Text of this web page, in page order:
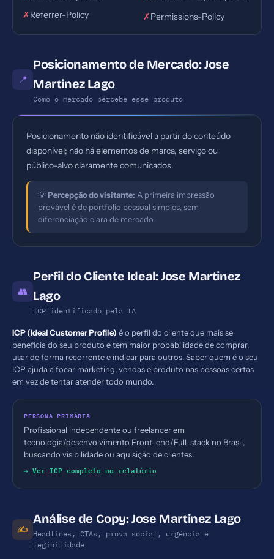
✗Referrer-Policy ✗Permissions-Policy
📍
Posicionamento de Mercado: Jose
Martinez Lago
Como o mercado percebe esse produto
Posicionamento não identificável a partir do conteúdo
disponível; não há elementos de marca, serviço ou
público-alvo claramente comunicados.
💡Percepção do visitante: A primeira impressão
provável é de portfolio pessoal simples, sem
diferenciação clara de mercado.
👥
Perfil do Cliente Ideal: Jose Martinez
Lago
ICP identificado pela IA
ICP (Ideal Customer Profile) é o perfil do cliente que mais se
beneficia do seu produto e tem maior probabilidade de comprar,
usar de forma recorrente e indicar para outros. Saber quem é o seu
ICP ajuda a focar marketing, vendas e produto nas pessoas certas
em vez de tentar atender todo mundo.
PERSONA PRIMÁRIA
Profissional independente ou freelancer em
tecnologia/desenvolvimento Front-end/Full-stack no Brasil,
buscando visibilidade ou aquisição de clientes.
→ Ver ICP completo no relatório
✍️
Análise de Copy: Jose Martinez Lago
Headlines, CTAs, prova social, urgência e
legibilidade